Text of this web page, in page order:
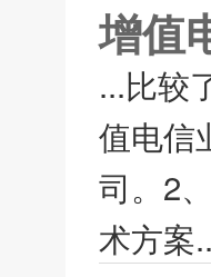
增值
...比较
值电信
司。2
术方案